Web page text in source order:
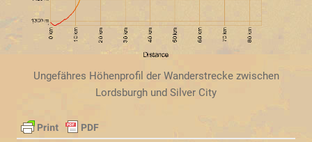
Ungefähres Höhenprofil der Wanderstrecke zwischen
Lordsburgh und Silver City